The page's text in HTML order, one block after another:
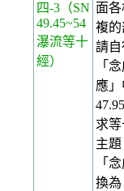
四-3 （SN
49.45~54
瀑流等十
經）
面
複的
請
「
應」
求
主
「
換為